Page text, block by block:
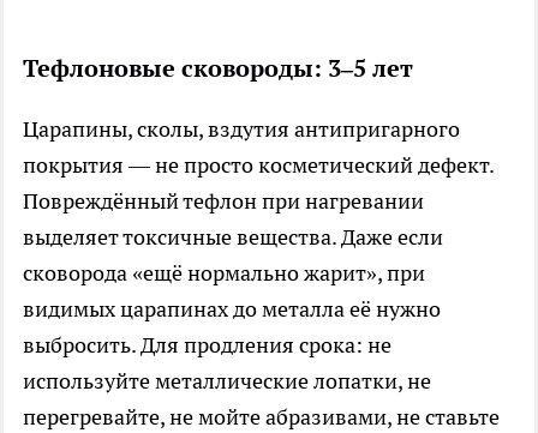
Тефлоновые сковороды: 3–5 лет
Царапины, сколы, вздутия антипригарного
покрытия — не просто косметический дефект.
Повреждённый тефлон при нагревании
выделяет токсичные вещества. Даже если
сковорода «ещё нормально жарит», при
видимых царапинах до металла её нужно
выбросить. Для продления срока: не
используйте металлические лопатки, не
перегревайте, не мойте абразивами, не ставьте